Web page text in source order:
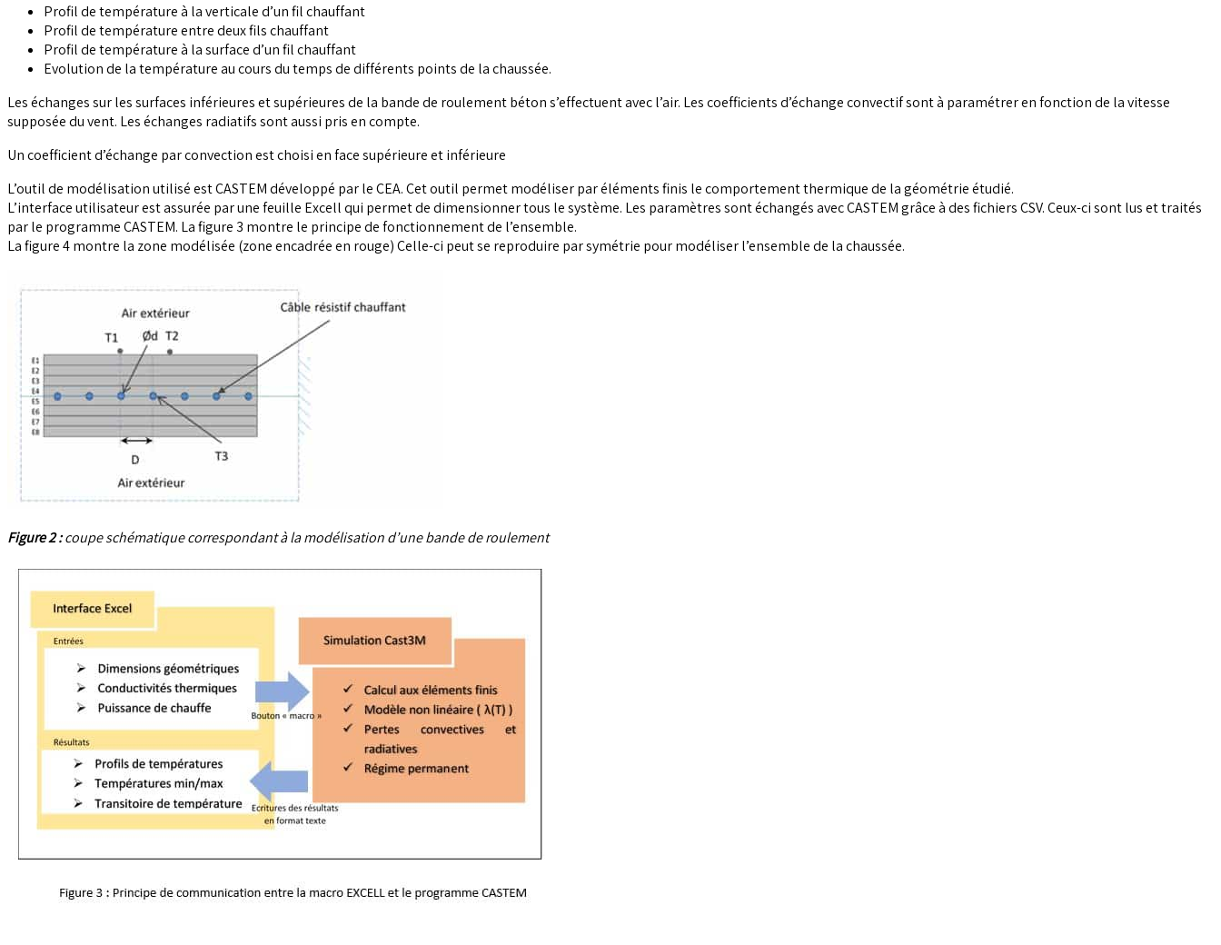
Profil de température à la verticale d’un fil chauffant
Profil de température entre deux fils chauffant
Profil de température à la surface d’un fil chauffant
Evolution de la température au cours du temps de différents points de la chaussée.
Les échanges sur les surfaces inférieures et supérieures de la bande de roulement béton s’effectuent avec l’air. Les coefficients d’échange convectif sont à paramétrer en fonction de la vitesse
supposée du vent. Les échanges radiatifs sont aussi pris en compte.
Un coefficient d’échange par convection est choisi en face supérieure et inférieure
L’outil de modélisation utilisé est CASTEM développé par le CEA. Cet outil permet modéliser par éléments finis le comportement thermique de la géométrie étudié.
L’interface utilisateur est assurée par une feuille Excell qui permet de dimensionner tous le système. Les paramètres sont échangés avec CASTEM grâce à des fichiers CSV. Ceux-ci sont lus et traités
par le programme CASTEM. La figure 3 montre le principe de fonctionnement de l’ensemble.
La figure 4 montre la zone modélisée (zone encadrée en rouge) Celle-ci peut se reproduire par symétrie pour modéliser l’ensemble de la chaussée.
Figure 2 :coupe schématique correspondant à la modélisation d’une bande de roulement